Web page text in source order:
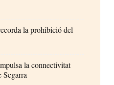
la prohibició del
la connectivitat
Segarra